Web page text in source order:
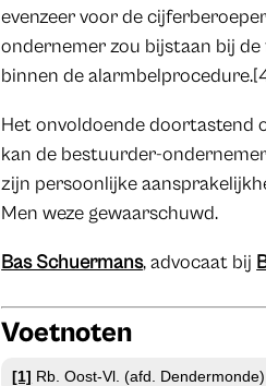
evenzeer voor de
ondernemer zou bijstaan bij
binnen de
Het onvoldoende doortastend
kan de bestuurder-
zijn persoonlijke
Men weze gewaarschuwd.
Bas Schuermans, advocaat bij
Voetnoten
[1] Rb. Oost-Vl. (afd.